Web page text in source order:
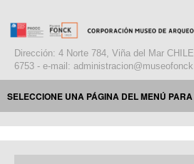
Dirección: 4 Norte 784, Viña del Mar
6753 - e-mail: